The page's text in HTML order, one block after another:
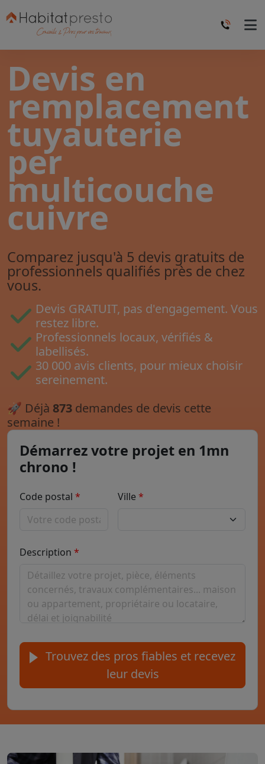
Devis en
remplacement
tuyauterie
per
multicouche
cuivre
Comparez jusqu'à 5 devis gratuits de
professionnels qualifiés près de chez
vous.
Devis GRATUIT, pas d'engagement. Vous
restez libre.
Professionnels locaux, vérifiés &
labellisés.
30 000 avis clients, pour mieux choisir
sereinement.
🚀 Déjà 873 demandes de devis cette
semaine !
Démarrez votre projet en 1mn
chrono !
Code postal Ville
Description
Trouvez des pros fiables et recevez
leur devis